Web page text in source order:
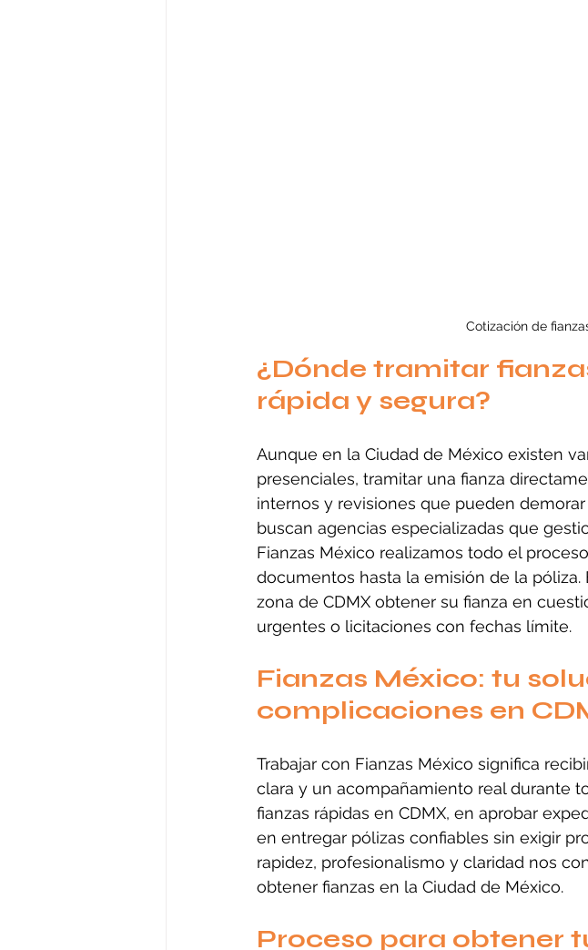
Cotización de
¿Dónde tramitar
rápida y segura?
Aunque en la Ciudad de México existen
presenciales, tramitar una fianza
internos y revisiones que pueden
buscan agencias especializadas que
Fianzas México realizamos todo el
documentos hasta la emisión de la
zona de CDMX obtener su fianza en
urgentes o licitaciones con fechas límite.
Fianzas México: tu
complicaciones en
Trabajar con Fianzas México significa
clara y un acompañamiento real durante
fianzas rápidas en CDMX, en aprobar
en entregar pólizas confiables sin exigir
rapidez, profesionalismo y claridad nos
obtener fianzas en la Ciudad de México.
Proceso para obtener